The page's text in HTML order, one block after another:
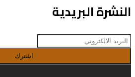
النشرة البريدية
اشترك